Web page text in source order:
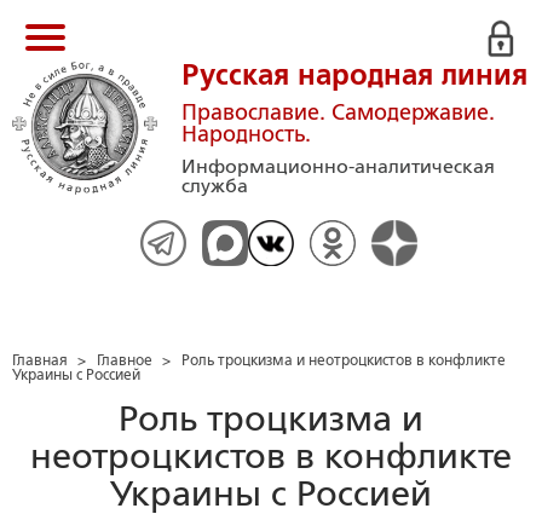
Русская народная линия
Православие. Самодержавие.
Народность.
Информационно-аналитическая
служба
Главная > Главное >
Роль троцкизма и неотроцкистов в конфликте
Украины с Россией
Роль троцкизма и
неотроцкистов в конфликте
Украины с Россией